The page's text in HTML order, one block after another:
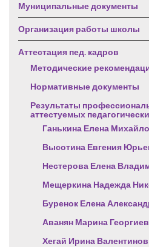
Муниципальные документы
Организация работы школы
Аттестация пед. кадров
Методические
Нормативные документы
Результаты
аттестуемых
Ганькина Елена
Высотина Евгения
Нестерова Елена
Мещеркина Надежда
Буренок Елена
Аванян Марина
Хегай Ирина